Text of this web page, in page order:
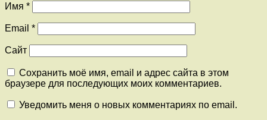
Имя *
Email *
Сайт
Сохранить моё имя, email и адрес сайта в этом
браузере для последующих моих комментариев.
Уведомить меня о новых комментариях по email.